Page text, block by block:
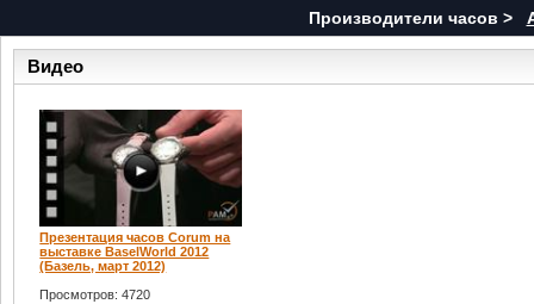
Производители часов >
Видео
Презентация часов Corum на
выставке BaselWorld 2012
(Базель, март 2012)
Просмотров: 4720